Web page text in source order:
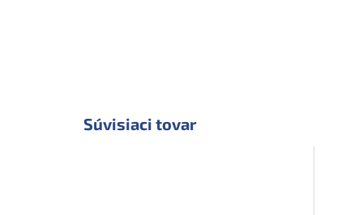
Súvisiaci tovar